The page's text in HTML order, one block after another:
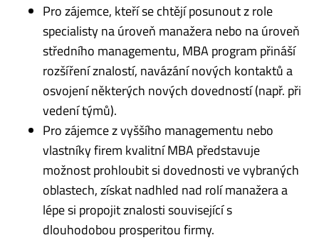
Pro zájemce, kteří se chtějí posunout z role
specialisty na úroveň manažera nebo na úroveň
středního managementu, MBA program přináší
rozšíření znalostí, navázání nových kontaktů a
osvojení některých nových dovedností (např. při
vedení týmů).
Pro zájemce z vyššího managementu nebo
vlastníky firem kvalitní MBA představuje
možnost prohloubit si dovednosti ve vybraných
oblastech, získat nadhled nad rolí manažera a
lépe si propojit znalosti související s
dlouhodobou prosperitou firmy.